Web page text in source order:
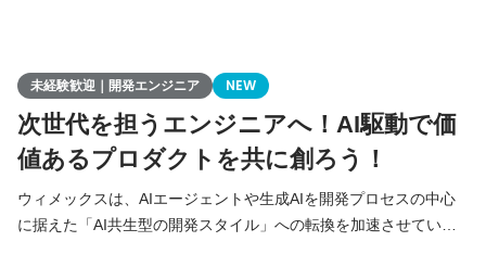
未経験歓迎｜開発エンジニア NEW
次世代を担うエンジニアへ！AI駆動で価
値あるプロダクトを共に創ろう！
ウィメックスは、AIエージェントや生成AIを開発プロセスの中心
に据えた「AI共生型の開発スタイル」への転換を加速させていま